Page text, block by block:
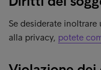
Se desiderate
alla privacy, potete